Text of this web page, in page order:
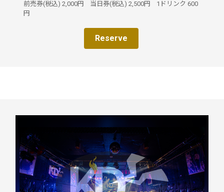
前売券(税込) 2,000円 当日券(税込) 2,500円 1ドリンク 600
円
Reserve